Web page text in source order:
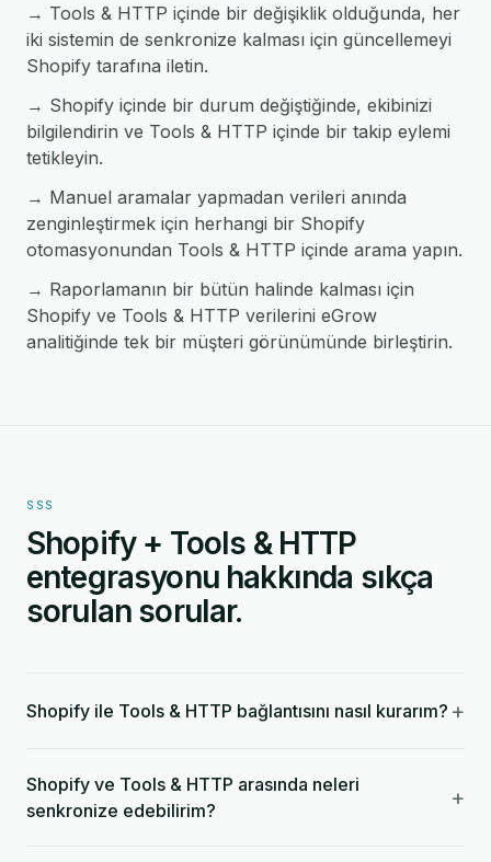
→ Tools & HTTP içinde bir değişiklik olduğunda, her
iki sistemin de senkronize kalması için güncellemeyi
Shopify tarafına iletin.
→ Shopify içinde bir durum değiştiğinde, ekibinizi
bilgilendirin ve Tools & HTTP içinde bir takip eylemi
tetikleyin.
→ Manuel aramalar yapmadan verileri anında
zenginleştirmek için herhangi bir Shopify
otomasyonundan Tools & HTTP içinde arama yapın.
→ Raporlamanın bir bütün halinde kalması için
Shopify ve Tools & HTTP verilerini eGrow
analitiğinde tek bir müşteri görünümünde birleştirin.
SSS
Shopify + Tools & HTTP
entegrasyonu hakkında sıkça
sorulan sorular.
Shopify ile Tools & HTTP bağlantısını nasıl kurarım? +
Shopify ve Tools & HTTP arasında neleri
senkronize edebilirim?
+